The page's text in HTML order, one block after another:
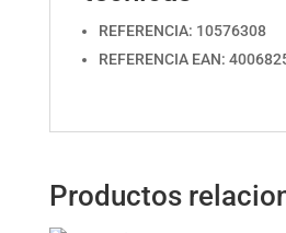
REFERENCIA: 10576308
REFERENCIA EAN:
Productos